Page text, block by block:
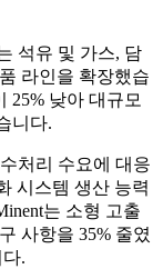
석유 및 가스, 담
라인을 확장했습
25% 낮아 대규모
니다.
처리 수요에 대응
시스템 생산 능력
는 소형 고출
사항을 35% 줄였
.